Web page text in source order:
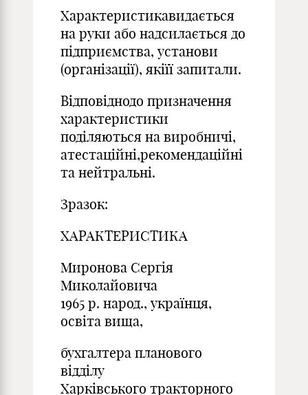
Характеристикавидається
на руки або надсилається до
підприємства, установи
(організації), якіїї запитали.
Відповіднодо призначення
характеристики
поділяються на виробничі,
атестаційні,рекомендаційні
та нейтральні.
Зразок:
ХАРАКТЕРИСТИКА
Миронова Сергія
Миколайовича
1965 р. народ., українця,
освіта вища,
бухгалтера планового
відділу
Харківського тракторного